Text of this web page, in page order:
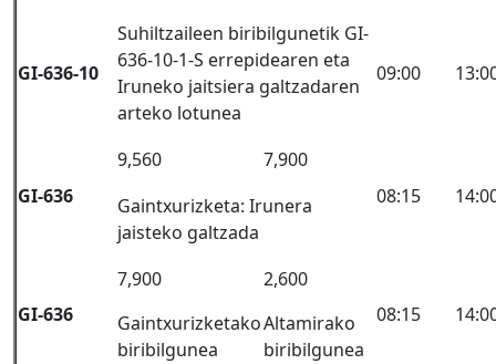
GI-636-10
Suhiltzaileen biribilgunetik GI-
636-10-1-S errepidearen eta
Iruneko jaitsiera galtzadaren
arteko lotunea
09:00
GI-636
9,560
7,900
08:15
Gaintxurizketa: Irunera
jaisteko galtzada
GI-636
7,900
Gaintxurizketako
biribilgunea
2,600
Altamirako
biribilgunea
08:15